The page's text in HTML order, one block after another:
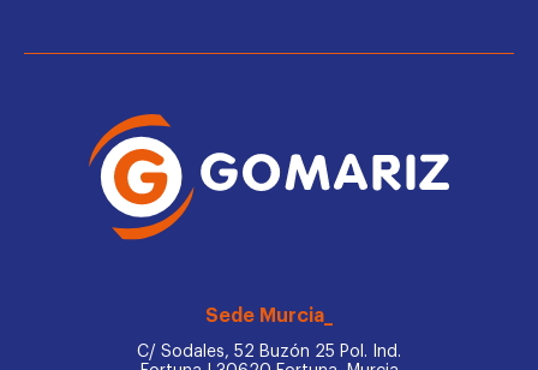
Sede Murcia_
C/ Sodales, 52 Buzón 25 Pol. Ind.